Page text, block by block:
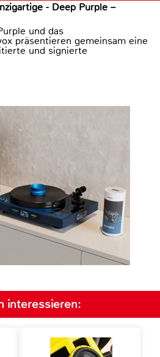
- Deep Purple –
und das
präsentieren gemeinsam eine
und signierte
interessieren: